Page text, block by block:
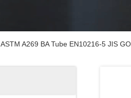
ASTM A269 BA Tube EN10216-5 JIS